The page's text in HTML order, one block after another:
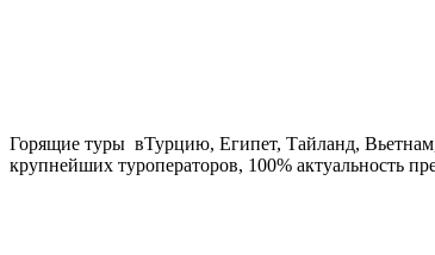
Горящие туры вТурцию, Египет, Тайланд,
крупнейших туроператоров, 100% актуальность